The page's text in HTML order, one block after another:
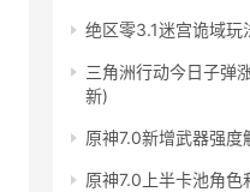
绝区零3.1迷宫诡域玩
三角洲行动今日子弹
新)
原神7.0新增武器强度
原神7.0上半卡池角色